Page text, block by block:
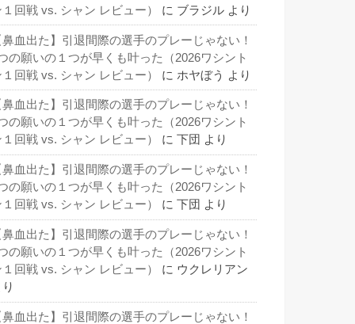
１回戦 vs. シャン レビュー）
に ブラジル より
鼻血出た】引退間際の選手のプレーじゃない！
の願いの１つが早くも叶った（2026ワシント
１回戦 vs. シャン レビュー）
に ホヤぼう より
鼻血出た】引退間際の選手のプレーじゃない！
の願いの１つが早くも叶った（2026ワシント
１回戦 vs. シャン レビュー）
に 下団 より
鼻血出た】引退間際の選手のプレーじゃない！
の願いの１つが早くも叶った（2026ワシント
１回戦 vs. シャン レビュー）
に 下団 より
鼻血出た】引退間際の選手のプレーじゃない！
の願いの１つが早くも叶った（2026ワシント
１回戦 vs. シャン レビュー）
に ウクレリアン
鼻血出た】引退間際の選手のプレーじゃない！